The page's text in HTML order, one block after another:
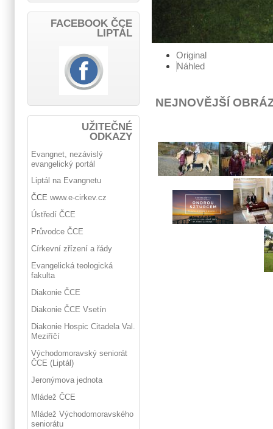
Original
Náhled
NEJNOVĚJŠÍ
FACEBOOK ČCE
LIPTÁL
UŽITEČNÉ
ODKAZY
Evangnet, nezávislý
evangelický portál
Liptál na Evangnetu
ČCE www.e-cirkev.cz
Ústředí ČCE
Průvodce ČCE
Církevní zřízení a řády
Evangelická teologická
fakulta
Diakonie ČCE
Diakonie ČCE Vsetín
Diakonie Hospic Citadela Val.
Meziříčí
Východomoravský seniorát
ČCE (Liptál)
Jeronýmova jednota
Mládež ČCE
Mládež Východomoravského
seniorátu